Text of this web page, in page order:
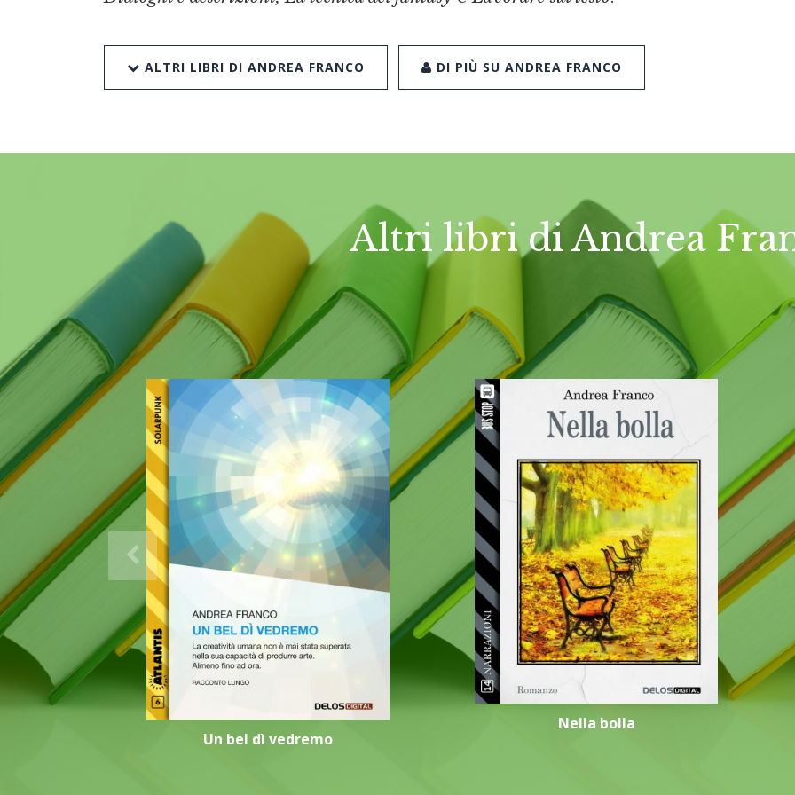
ALTRI LIBRI DI ANDREA FRANCO DI PIÙ SU ANDREA FRANCO
Altri libri di Andrea
Un bel dì vedremo
Nella bolla